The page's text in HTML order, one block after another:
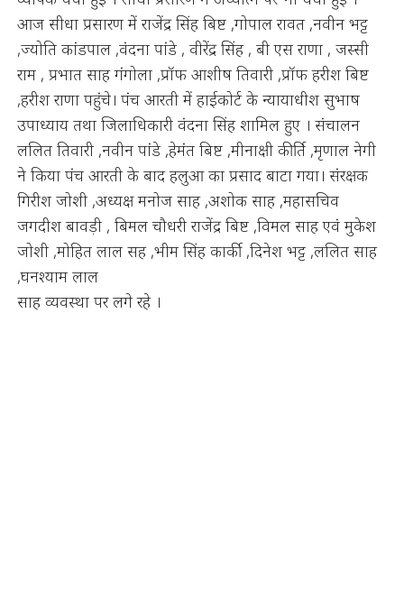
आज सीधा प्रसारण में राजेंद्र सिंह बिष्ट ,गोपाल रावत ,नवीन भट्ट
,ज्योति कांडपाल ,वंदना पांडे , वीरेंद्र सिंह , बी एस राणा , जस्सी
राम , प्रभात साह गंगोला ,प्रॉफ आशीष तिवारी ,प्रॉफ हरीश बिष्ट
,हरीश राणा पहुंचे। पंच आरती में हाईकोर्ट के न्यायाधीश सुभाष
उपाध्याय तथा जिलाधिकारी वंदना सिंह शामिल हुए । संचालन
ललित तिवारी ,नवीन पांडे ,हेमंत बिष्ट ,मीनाक्षी कीर्ति ,मृणाल नेगी
ने किया पंच आरती के बाद हलुआ का प्रसाद बाटा गया। संरक्षक
गिरीश जोशी ,अध्यक्ष मनोज साह ,अशोक साह ,महासचिव
जगदीश बावड़ी , बिमल चौधरी राजेंद्र बिष्ट ,विमल साह एवं मुकेश
जोशी ,मोहित लाल सह ,भीम सिंह कार्की ,दिनेश भट्ट ,ललित साह
,घनश्याम लाल
साह व्यवस्था पर लगे रहे ।